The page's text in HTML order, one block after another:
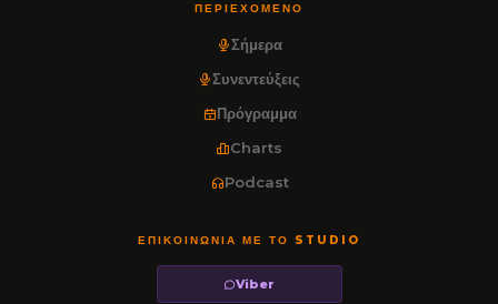
ΠΕΡΙΕΧΌΜΕΝΟ
Σήμερα
Συνεντεύξεις
Πρόγραμμα
Charts
Podcast
ΕΠΙΚΟΙΝΩΝΊΑ ΜΕ ΤΟ STUDIO
Viber